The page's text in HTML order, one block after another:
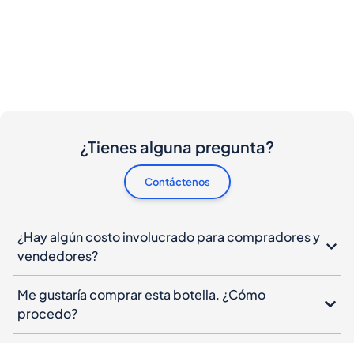
¿Tienes alguna pregunta?
Contáctenos
¿Hay algún costo involucrado para compradores y
vendedores?
Me gustaría comprar esta botella. ¿Cómo
procedo?